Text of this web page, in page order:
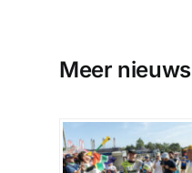
Meer nieuws